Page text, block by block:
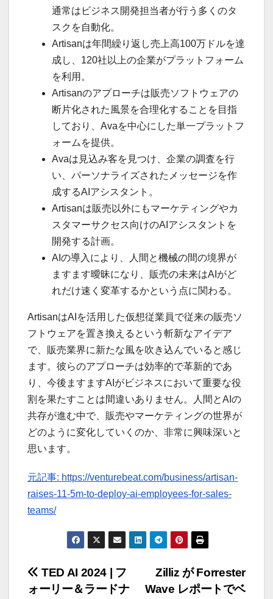
通常はビジネス開発担当者が行う多くのタ
スクを自動化。
Artisanは年間繰り返し売上高100万ドルを達
成し、120社以上の企業がプラットフォーム
を利用。
Artisanのアプローチは販売ソフトウェアの
断片化された風景を合理化することを目指
しており、Avaを中心にした単一プラットフ
ォームを提供。
Avaは見込み客を見つけ、企業の調査を行
い、パーソナライズされたメッセージを作
成するAIアシスタント。
Artisanは販売以外にもマーケティングやカ
スタマーサクセス向けのAIアシスタントを
開発する計画。
AIの導入により、人間と機械の間の境界が
ますます曖昧になり、販売の未来はAIがど
れだけ速く変革するかという点に関わる。
ArtisanはAIを活用した仮想従業員で従来の販売ソ
フトウェアを置き換えるという斬新なアイデア
で、販売業界に新たな風を吹き込んでいると感じ
ます。彼らのアプローチは効率的で革新的であ
り、今後ますますAIがビジネスにおいて重要な役
割を果たすことは間違いありません。人間とAIの
共存が進む中で、販売やマーケティングの世界が
どのように変化していくのか、非常に興味深いと
思います。
元記事: https://venturebeat.com/business/artisan-
raises-11-5m-to-deploy-ai-employees-for-sales-
teams/
投
Zilliz が Forrester
Wave レポートでベ
TED AI 2024 | フ
ォーリー＆ラードナ